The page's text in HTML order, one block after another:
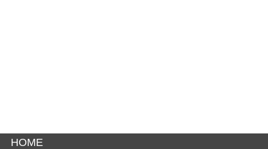
HOME